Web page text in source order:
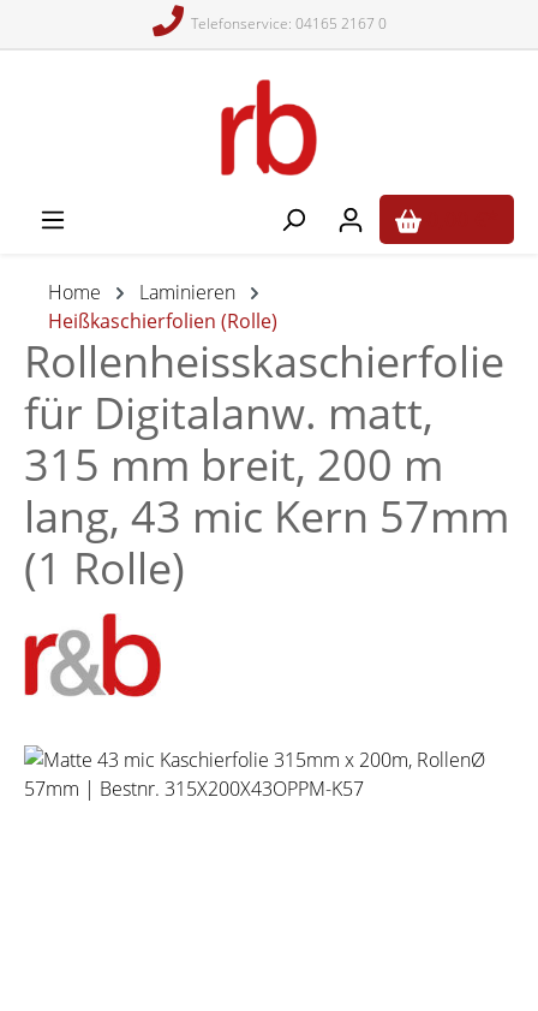
Telefonservice: 04165 2167 0
Home
Laminieren
Heißkaschierfolien (Rolle)
Rollenheisskaschierfolie
für Digitalanw. matt,
315 mm breit, 200 m
lang, 43 mic Kern 57mm
(1 Rolle)
Bildergalerie überspringen